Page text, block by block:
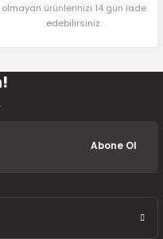
olmayan ürünlerinizi 14 gün iade
edebilirsiniz.
Abone Ol